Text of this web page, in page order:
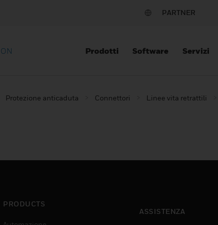
PARTNER
Prodotti Software Servizi
Protezione anticaduta Connettori Linee vita retrattili
PRODUCTS
ASSISTENZA